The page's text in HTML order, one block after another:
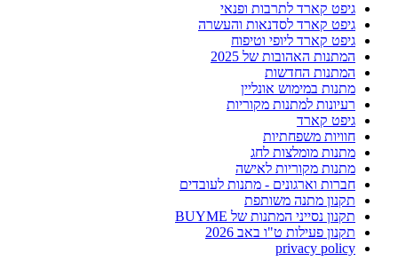
גיפט קארד לתרבות ופנאי
גיפט קארד לסדנאות והעשרה
גיפט קארד ליופי וטיפוח
המתנות האהובות של 2025
המתנות החדשות
מתנות במימוש אונליין
רעיונות למתנות מקוריות
גיפט קארד
חוויות משפחתיות
מתנות מומלצות לחג
מתנות מקוריות לאישה
חברות וארגונים - מתנות לעובדים
תקנון מתנה משותפת
תקנון נסייני המתנות של BUYME
תקנון פעילות ט"ו באב 2026
privacy policy